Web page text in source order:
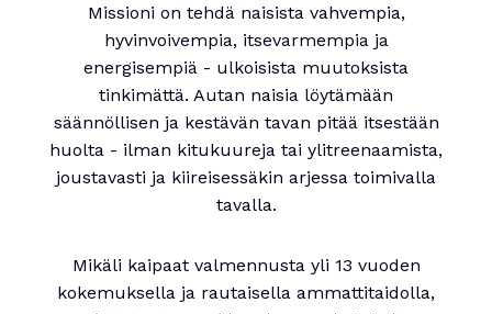
Missioni on tehdä naisista vahvempia,
hyvinvoivempia, itsevarmempia ja
energisempiä - ulkoisista muutoksista
tinkimättä. Autan naisia löytämään
säännöllisen ja kestävän tavan pitää itsestään
huolta - ilman kitukuureja tai ylitreenaamista,
joustavasti ja kiireisessäkin arjessa toimivalla
tavalla.
Mikäli kaipaat valmennusta yli 13 vuoden
kokemuksella ja rautaisella ammattitaidolla,